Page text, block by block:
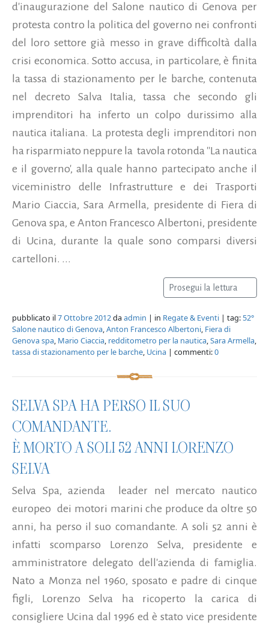
d'inaugurazione del Salone nautico di Genova per
protesta contro la politica del governo nei confronti
del loro settore già messo in grave difficoltà dalla
crisi economica. Sotto accusa, in particolare, è finita
la tassa di stazionamento per le barche, contenuta
nel decreto Salva Italia, tassa che secondo gli
imprenditori ha inferto un colpo durissimo alla
nautica italiana. La protesta degli imprenditori non
ha risparmiato neppure la tavola rotonda ''La nautica
e il governo', alla quale hanno partecipato anche il
viceministro delle Infrastrutture e dei Trasporti
Mario Ciaccia, Sara Armella, presidente di Fiera di
Genova spa, e Anton Francesco Albertoni, presidente
di Ucina, durante la quale sono comparsi diversi
cartelloni. ...
Prosegui la lettura
pubblicato il7 Ottobre 2012daadmin | in Regate & Eventi | tag: 52°
Salone nautico di Genova,Anton Francesco Albertoni, Fiera di
Genova spa, Mario Ciaccia, redditometro per la nautica,Sara Armella,
tassa di stazionamento per le barche, Ucina | commenti:0
SELVA SPA HA PERSO IL SUO
COMANDANTE.
È MORTO A SOLI 52 ANNI LORENZO
SELVA
Selva Spa, azienda leader nel mercato nautico
europeo dei motori marini che produce da oltre 50
anni, ha perso il suo comandante. A soli 52 anni è
infatti scomparso Lorenzo Selva, presidente e
amministratore delegato dell'azienda di famiglia.
Nato a Monza nel 1960, sposato e padre di cinque
figli, Lorenzo Selva ha ricoperto la carica di
consigliere Ucina dal 1996 ed è stato vice presidente